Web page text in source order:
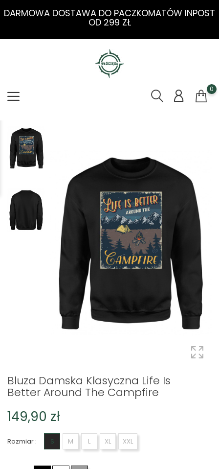
DARMOWA DOSTAWA DO PACZKOMATÓW INPOST
OD 299 ZŁ
0
Bluza Damska Klasyczna Life Is
Better Around The Campfire
149,90 zł
Rozmiar : S M L XL XXL